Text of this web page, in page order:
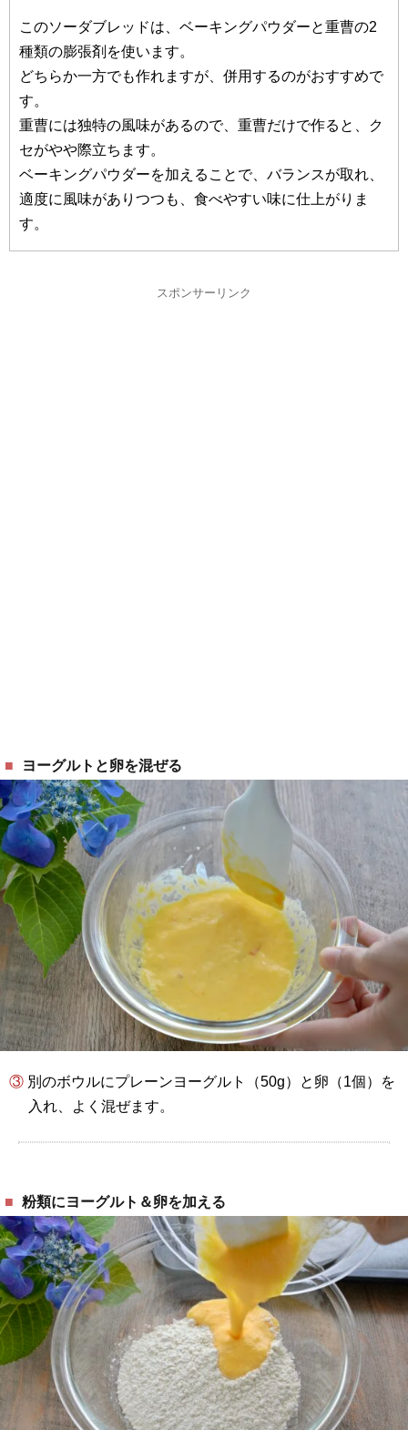
このソーダブレッドは、ベーキングパウダーと重曹の2
種類の膨張剤を使います。
どちらか一方でも作れますが、併用するのがおすすめで
す。
重曹には独特の風味があるので、重曹だけで作ると、ク
セがやや際立ちます。
ベーキングパウダーを加えることで、バランスが取れ、
適度に風味がありつつも、食べやすい味に仕上がりま
す。
スポンサーリンク
ヨーグルトと卵を混ぜる
③ 別のボウルにプレーンヨーグルト（50g）と卵（1個）を
入れ、よく混ぜます。
粉類にヨーグルト＆卵を加える